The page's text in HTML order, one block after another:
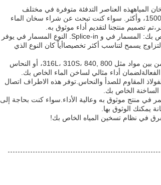
المياههذه العناصر التدفئة متوفرة في مختلف
تصنيفات الطاقة لتلبية الاحتياجات المختلفة، بما في ذلك 1500W، 2000W، 3000W، وأكثر. سواء كنت تبحث عن شراء سخان الماء
تصميم منتجنا لتقديم أداء موثوق به.
تتوفر عناصر تسخين سخان المياه لدينا في نوعين من أنواع التثبيت لراحة الخاص بك: المسمار في و Splice-in. النوع المسمار في يوفر
يسمح لتناسب أكثر تخصيصاأياً كان النوع الذي
تم بناء عناصر التدفئة لدينا من مواد عالية الجودة، وهي مصممة لتستمر. اختر من بين مواد مثل 316L، 310S، 840, 800، أو النحاس
أداء مثالي لساخن الماء الخاص بك.
في عناصر تسخين سخان المياه لدينا متوفرة في 304 من الفولاذ المقاوم للصدأ والنحاس.توفر هذه الاطراف اتصال
الساخنة الخاص بك.
في منتج موثوق به وعالية الأداء.سواء كنت بحاجة إلى
يمكنك الوثوق بها.
في نظام تسخين المياه الخاص بك!